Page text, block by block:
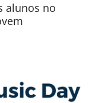
alunos no